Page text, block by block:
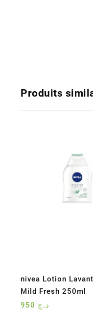
Produits
nivea Lotion
Mild Fresh 250ml
د.ج